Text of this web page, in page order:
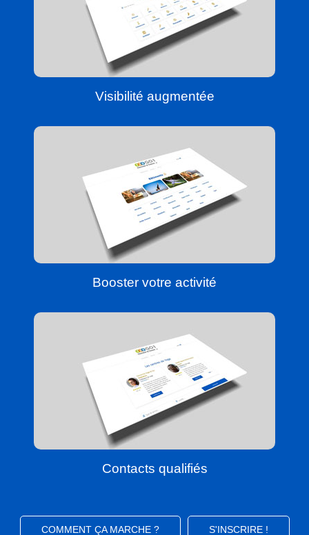
Visibilité augmentée
Booster votre activité
Contacts qualifiés
COMMENT ÇA MARCHE ? S'INSCRIRE !